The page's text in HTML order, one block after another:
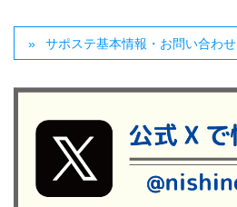
サポステ基本情報・お問い合わせ